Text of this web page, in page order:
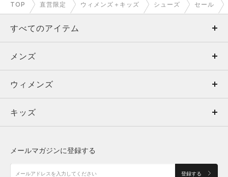
TOP 直営限定 ウィメンズ＋キッズ シューズ セール
すべてのアイテム
メンズ
ウィメンズ
キッズ
アクセサリー
メンズ
トップス
ボトムス
アクセサリー
ウィメンズ
トップス
シューズ
キッズ
メールマガジンに登録する
登録する